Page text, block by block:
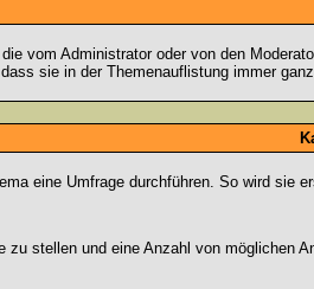
vom Administrator oder von den
sie in der Themenauflistung immer
eine Umfrage durchführen. So wird sie
zu stellen und eine Anzahl von möglichen